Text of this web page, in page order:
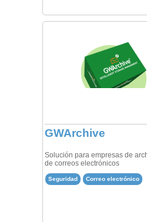
GWArchive
Solución para empresas de
de correos electrónicos
Seguridad Correo electrónico